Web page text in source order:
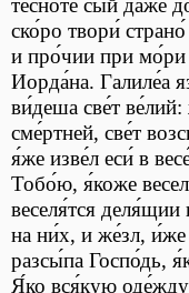
тесноте́ сы́й да́же
ско́ро твори́
и про́чии при
Иорда́на. Галиле́а
ви́деша све́т
сме́ртней, све́т
я́же изве́л еси́ в
Тобо́ю, я́коже
веселя́тся
на ни́х, и же́зл,
разсы́па Госпо́дь,
Я́ко вся́кую